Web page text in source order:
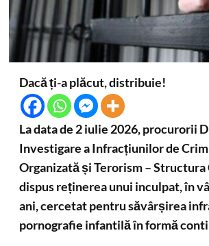
Dacă ți-a plăcut, distribuie!
La data de 2 iulie 2026, procurorii
Investigare a Infracțiunilor de
Organizată și Terorism – Structura
dispus reținerea unui inculpat, în
ani, cercetat pentru săvârșirea
pornografie infantilă în formă